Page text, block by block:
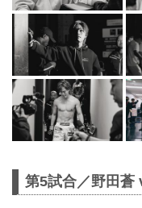
第5試合／野田蒼